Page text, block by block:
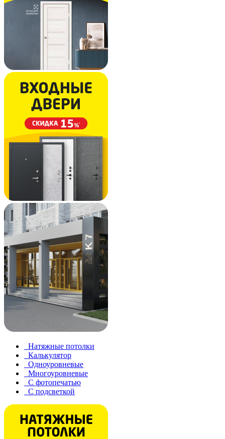
Натяжные потолки
Калькулятор
Одноуровневые
Многоуровневые
С фотопечатью
С подсветкой